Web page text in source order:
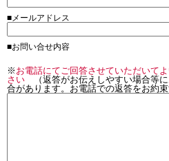
■メールアドレス
■お問い合せ内容
※ お電話にてご回答させていただいて
さい （返答がお伝えしやすい場合等
合があります。お電話での返答をお約